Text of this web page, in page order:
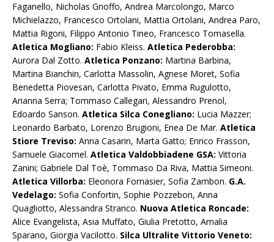
Faganello, Nicholas Gnoffo, Andrea Marcolongo, Marco
Michielazzo, Francesco Ortolani, Mattia Ortolani, Andrea Paro,
Mattia Rigoni, Filippo Antonio Tineo, Francesco Tomasella.
Atletica Mogliano: Fabio Kleiss. Atletica Pederobba:
Aurora Dal Zotto. Atletica Ponzano: Martina Barbina,
Martina Bianchin, Carlotta Massolin, Agnese Moret, Sofia
Benedetta Piovesan, Carlotta Pivato, Emma Rugulotto,
Arianna Serra; Tommaso Callegari, Alessandro Prenol,
Edoardo Sanson. Atletica Silca Conegliano: Lucia Mazzer;
Leonardo Barbato, Lorenzo Brugioni, Enea De Mar. Atletica
Stiore Treviso: Anna Casarin, Marta Gatto; Enrico Frasson,
Samuele Giacomel. Atletica Valdobbiadene GSA: Vittoria
Zanini; Gabriele Dal Toè, Tommaso Da Riva, Mattia Simeoni.
Atletica Villorba: Eleonora Fornasier, Sofia Zambon. G.A.
Vedelago: Sofia Confortin, Sophie Pozzebon, Anna
Quagliotto, Alessandra Stranco. Nuova Atletica Roncade:
Alice Evangelista, Asia Muffato, Giulia Pretotto, Amalia
Sparano, Giorgia Vacilotto. Silca Ultralite Vittorio Veneto: